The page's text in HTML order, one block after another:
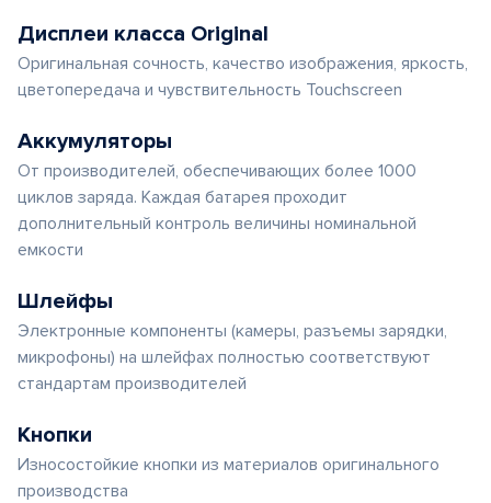
Дисплеи класса Original
Оригинальная сочность, качество изображения, яркость,
цветопередача и чувствительность Touchscreen
Аккумуляторы
От производителей, обеспечивающих более 1000
циклов заряда. Каждая батарея проходит
дополнительный контроль величины номинальной
емкости
Шлейфы
Электронные компоненты (камеры, разъемы зарядки,
микрофоны) на шлейфах полностью соответствуют
стандартам производителей
Кнопки
Износостойкие кнопки из материалов оригинального
производства